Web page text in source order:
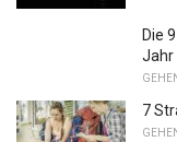
Die
Jahr
7